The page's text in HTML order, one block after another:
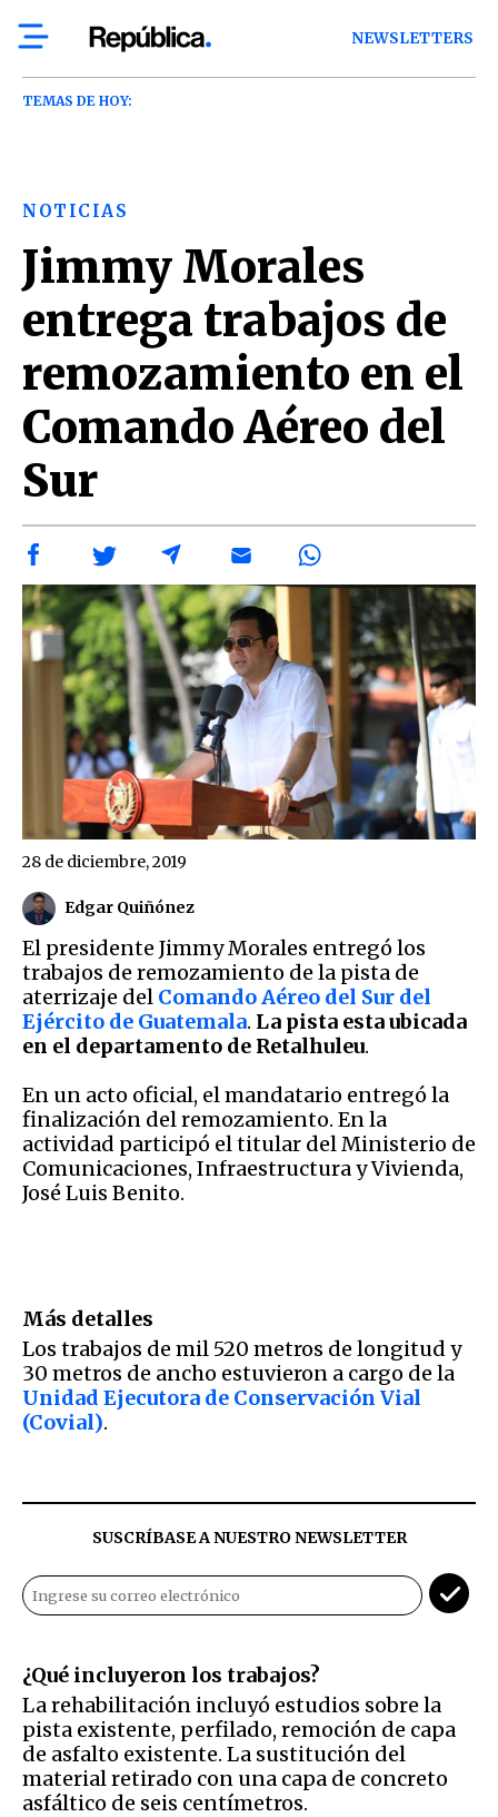
NEWSLETTERS
TEMAS DE HOY:
NOTICIAS
Jimmy Morales
entrega trabajos de
remozamiento en el
Comando Aéreo del
Sur
Edgar Quiñónez
28 de diciembre, 2019
El presidente Jimmy Morales entregó los
trabajos de remozamiento de la pista de
aterrizaje del Comando Aéreo del Sur del
Ejército de Guatemala. La pista esta ubicada
en el departamento de Retalhuleu.
En un acto oficial, el mandatario entregó la
finalización del remozamiento. En la
actividad participó el titular del Ministerio de
Comunicaciones, Infraestructura y Vivienda,
José Luis Benito.
Más detalles
Los trabajos de mil 520 metros de longitud y
30 metros de ancho estuvieron a cargo de la
Unidad Ejecutora de Conservación Vial
(Covial).
SUSCRÍBASE A NUESTRO NEWSLETTER
¿Qué incluyeron los trabajos?
La rehabilitación incluyó estudios sobre la
pista existente, perfilado, remoción de capa
de asfalto existente. La sustitución del
material retirado con una capa de concreto
asfáltico de seis centímetros.